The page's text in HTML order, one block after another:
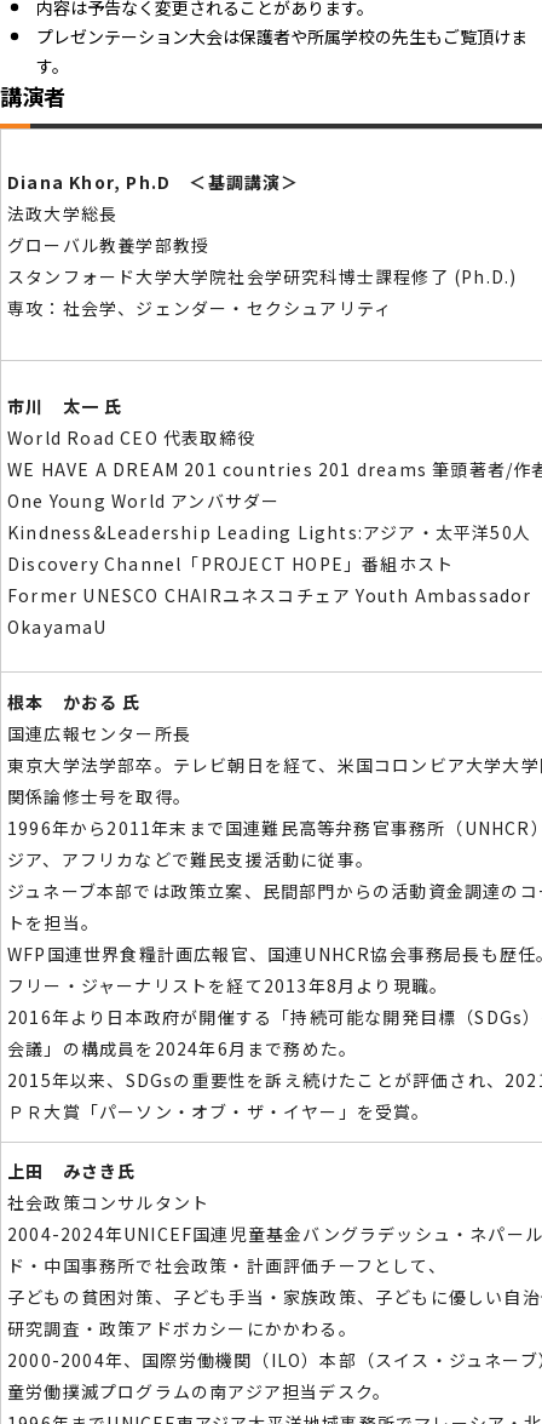
内容は予告なく変更されることがあります。
プレゼンテーション大会は保護者や所属学校の先生もご覧頂けま
す。
講演者
Diana Khor, Ph.D ＜基調講演＞
法政大学総長
グローバル教養学部教授
スタンフォード大学大学院社会学研究科博士課程修了 (Ph.D.)
専攻：社会学、ジェンダー・セクシュアリティ
市川 太一 氏
World Road CEO 代表取締役
WE HAVE A DREAM 201 countries 201 dreams 筆頭著者/作
One Young World アンバサダー
Kindness&Leadership Leading Lights:アジア・太平洋50人
Discovery Channel「PROJECT HOPE」番組ホスト
Former UNESCO CHAIRユネスコチェア Youth Ambassador
OkayamaU
根本 かおる 氏
国連広報センター所長
東京大学法学部卒。テレビ朝日を経て、米国コロンビア大学大
関係論修士号を取得。
1996年から2011年末まで国連難民高等弁務官事務所（UNHCR
ジア、アフリカなどで難民支援活動に従事。
ジュネーブ本部では政策立案、民間部門からの活動資金調達の
トを担当。
WFP国連世界食糧計画広報官、国連UNHCR協会事務局長も歴任
フリー・ジャーナリストを経て2013年8月より現職。
2016年より日本政府が開催する「持続可能な開発目標（SDGs
会議」の構成員を2024年6月まで務めた。
2015年以来、SDGsの重要性を訴え続けたことが評価され、
ＰＲ大賞「パーソン・オブ・ザ・イヤー」を受賞。
上田 みさき氏
社会政策コンサルタント
2004-2024年UNICEF国連児童基金バングラデッシュ ・ネパー
ド・中国事務所で社会政策・ 計画評価チーフとして、
子どもの貧困対策、子ども手当・ 家族政策、子どもに優しい自
研究調査・ 政策アドボカシーにかかわる。
2000-2004年、 国際労働機関（ILO）本部（スイス・ジュネー
童労働撲滅プログラムの南アジア担当デスク。